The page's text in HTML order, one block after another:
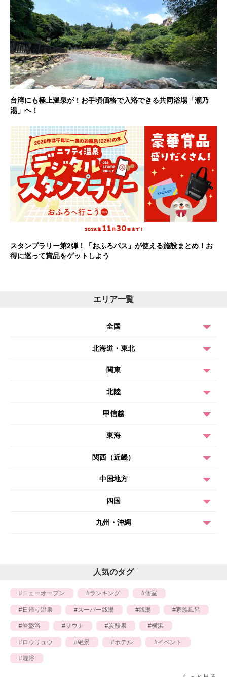
台湾にも極上温泉が！お手頃価格で入浴できる共同浴場「瀧乃
湯」へ！
スタンプラリー第2弾！「おふろパス」が使える施設まとめ！お
得に巡って賞品をゲットしよう
エリア一覧
全国
北海道・東北
関東
北陸
甲信越
東海
関西（近畿）
中国地方
四国
九州・沖縄
人気のタグ
ニューオープン ランキング 個室
日帰り温泉 スーパー銭湯 銭湯 家族風呂
岩盤浴 サウナ 炭酸泉 横浜
ロウリュウ 絶景 ホテル イベント
混浴